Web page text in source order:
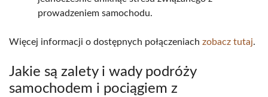
prowadzeniem samochodu.
Więcej informacji o dostępnych połączeniach zobacz tutaj.
Jakie są zalety i wady podróży
samochodem i pociągiem z